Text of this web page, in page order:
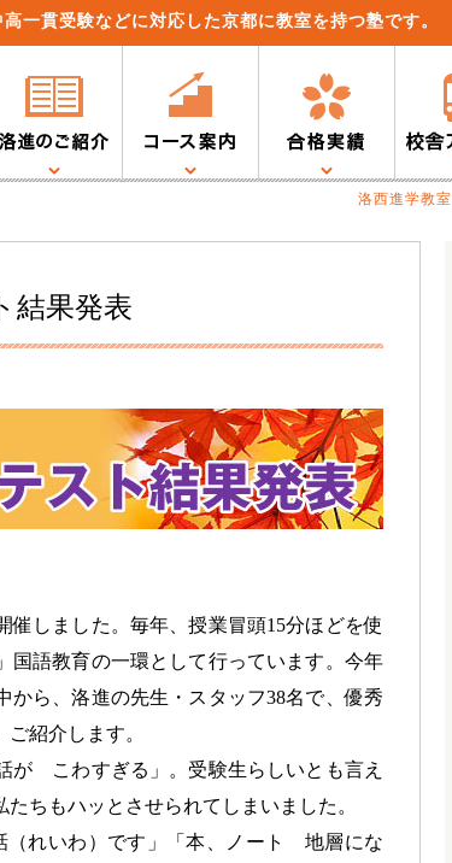
一貫受験などに対応した京都に教室を持つ塾です。
洛西進学教室
結果発表
催しました。毎年、授業冒頭15分ほどを使
国語教育の一環として行っています。今年
から、洛進の先生・スタッフ38名で、優秀
紹介します。
が こわすぎる」。受験生らしいとも言え
ちもハッとさせられてしまいました。
れいわ）です」「本、ノート 地層にな